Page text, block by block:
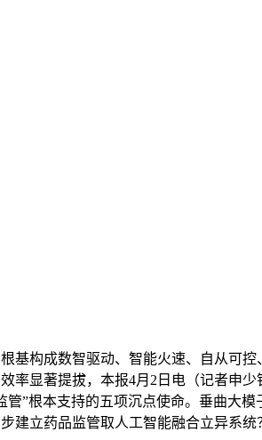
构成数智驱动、智能火速、自从可控
率显著提拔，本报4月2日电（记者申
”根本支持的五项沉点使命。垂曲大
建立药品监管取人工智能融合立异系统